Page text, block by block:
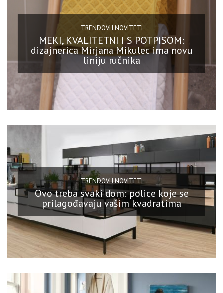
TRENDOVI I NOVITETI
MEKI, KVALITETNI I S POTPISOM:
dizajnerica Mirjana Mikulec ima novu
liniju ručnika
TRENDOVI I NOVITETI
Ovo treba svaki dom: police koje se
prilagođavaju vašim kvadratima